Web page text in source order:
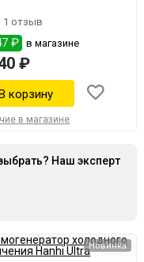
1 отзыв
₽ в магазине
₽
в магазине
Наш эксперт
Новинка